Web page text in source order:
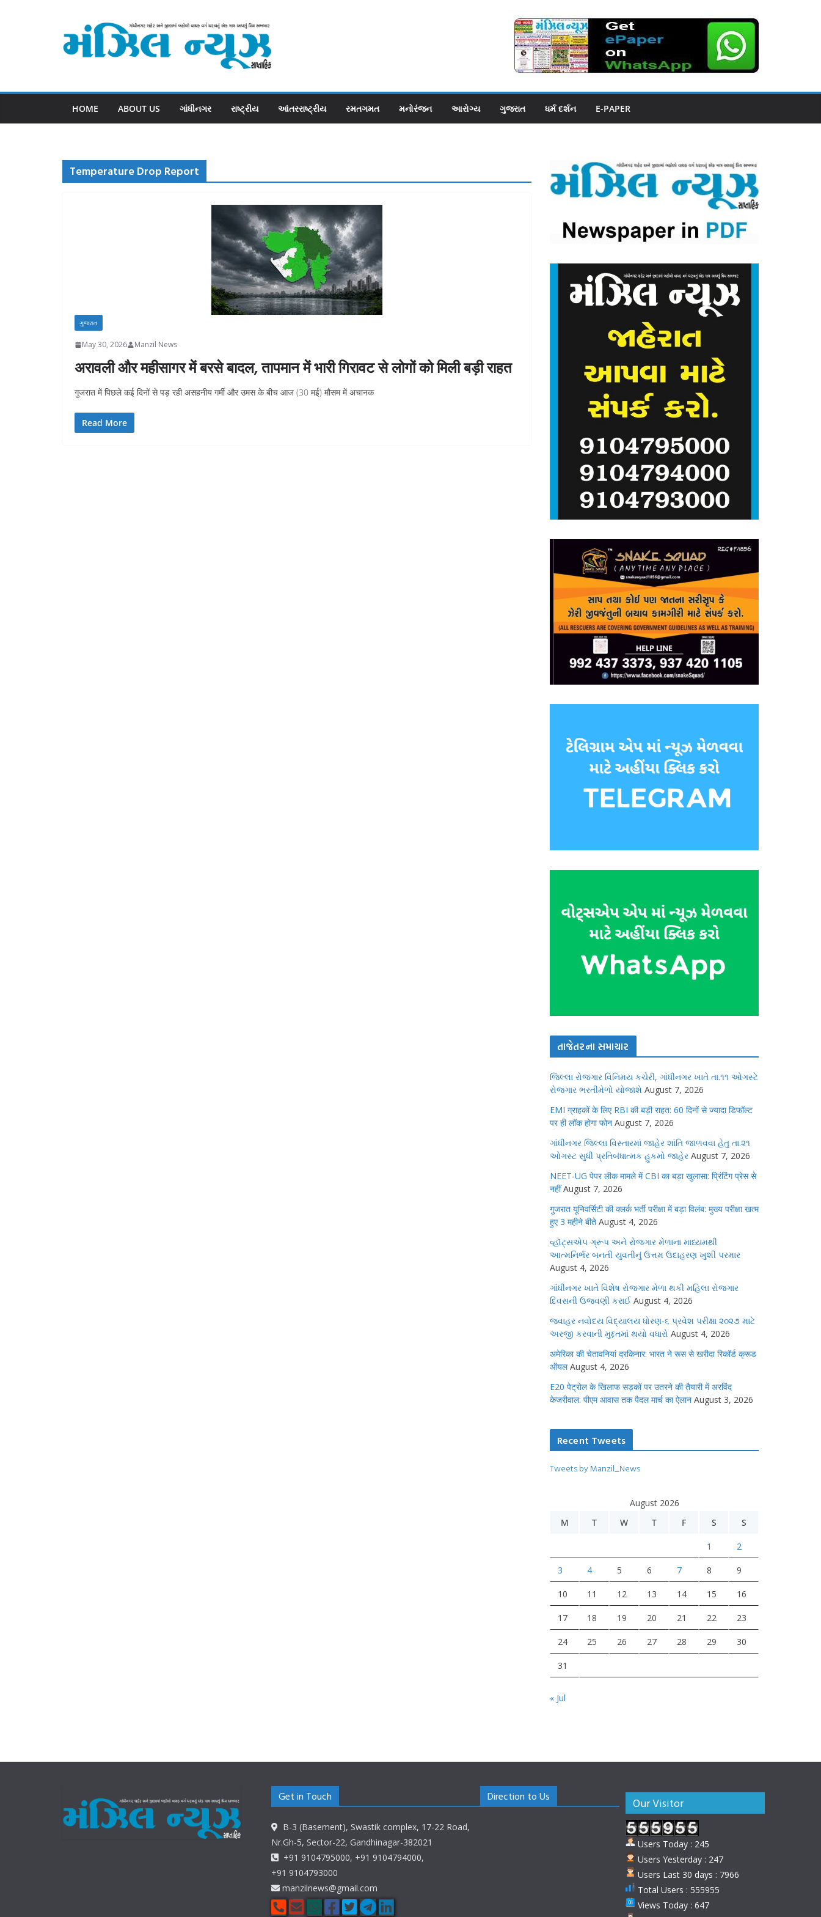
HOME ABOUT US ગાંધીનગર રાષ્ટ્રીય આંતરરાષ્ટ્રીય રમતગમત મનોરંજન આરોગ્ય ગુજરાત ધર્મ દર્શન E-PAPER
Temperature Drop Report
ગુજરાત
May 30, 2026 Manzil News
अरावली और महीसागर में बरसे बादल, तापमान में भारी गिरावट से लोगों को मिली बड़ी राहत
गुजरात में पिछले कई दिनों से पड़ रही असहनीय गर्मी और उमस के बीच आज (30 मई) मौसम में अचानक
Read More
તાજેતરના સમાચાર
જિલ્લા રોજગાર વિનિમય કચેરી, ગાંધીનગર ખાતે તા.૧૧ ઓગસ્ટે
રોજગાર ભરતીમેળો યોજાશે August 7, 2026
EMI ग्राहकों के लिए RBI की बड़ी राहत: 60 दिनों से ज्यादा डिफॉल्ट
पर ही लॉक होगा फोन August 7, 2026
ગાંધીનગર જિલ્લા વિસ્તારમાં જાહેર શાંતિ જાળવવા હેતુ તા.૨૧
ઓગસ્ટ સુધી પ્રતિબંધાત્મક હુકમો જાહેર August 7, 2026
NEET-UG पेपर लीक मामले में CBI का बड़ा खुलासा: प्रिंटिंग प्रेस से
नहीं August 7, 2026
गुजरात यूनिवर्सिटी की क्लर्क भर्ती परीक्षा में बड़ा विलंब: मुख्य परीक्षा खत्म
हुए 3 महीने बीते August 4, 2026
વ્હૉટ્સએપ ગ્રૂપ અને રોજગાર મેળાના માધ્યમથી
આત્મનિર્ભર બનતી યુવતીનું ઉત્તમ ઉદાહરણ ખુશી પરમાર
August 4, 2026
ગાંધીનગર ખાતે વિશેષ રોજગાર મેળા થકી મહિલા રોજગાર
દિવસની ઉજવણી કરાઈ August 4, 2026
જવાહર નવોદય વિદ્યાલય ધોરણ-૬ પ્રવેશ પરીક્ષા ૨૦૨૭ માટે
અરજી કરવાની મુદ્દતમાં થયો વધારો August 4, 2026
अमेरिका की चेतावनियां दरकिनार: भारत ने रूस से खरीदा रिकॉर्ड क्रूड
ऑयल August 4, 2026
E20 पेट्रोल के खिलाफ सड़कों पर उतरने की तैयारी में अरविंद
केजरीवाल: पीएम आवास तक पैदल मार्च का ऐलान August 3, 2026
Recent Tweets
Tweets by Manzil_News
August 2026
M
T W T F S S
1 2
3 4 5 6 7 8 9
10 11 12 13 14 15 16
17 18 19 20 21 22 23
24 25 26 27 28 29 30
31
« Jul
Get in Touch
B-3 (Basement), Swastik complex, 17-22 Road,
Nr.Gh-5, Sector-22, Gandhinagar-382021
+91 9104795000, +91 9104794000,
+91 9104793000
manzilnews@gmail.com
Direction to Us Our Visitor
Users Today : 245
Users Yesterday : 247
Users Last 30 days : 7966
Total Users : 555955
Views Today : 647